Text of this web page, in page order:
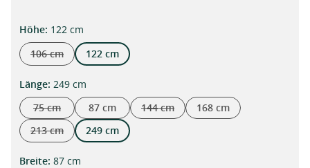
Höheauswählen
: 122 cm
106 cm
(Diese Option ist zurzeit nicht verfügbar.)
122 cm
Längeauswählen
: 249 cm
75 cm
(Diese Option ist zurzeit nicht verfügbar.)
87 cm 144 cm
(Diese Option ist zurzeit nicht
168 cm
213 cm
(Diese Option ist zurzeit nicht verfügbar.)
249 cm
Breiteauswählen
: 87 cm